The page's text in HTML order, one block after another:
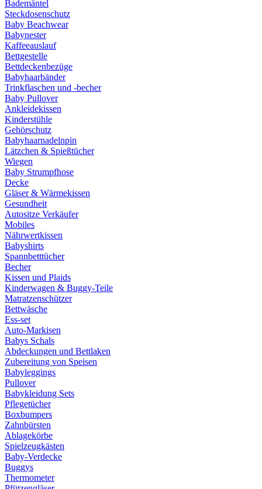
Bademäntel
Steckdosenschutz
Baby Beachwear
Babynester
Kaffeeauslauf
Bettgestelle
Bettdeckenbezüge
Babyhaarbänder
Trinkflaschen und -becher
Baby Pullover
Ankleidekissen
Kinderstühle
Gehörschutz
Babyhaarnadelnpin
Lätzchen & Spießtücher
Wiegen
Baby Strumpfhose
Decke
Gläser & Wärmekissen
Gesundheit
Autositze Verkäufer
Mobiles
Nährwertkissen
Babyshirts
Spannbetttücher
Becher
Kissen und Plaids
Kinderwagen & Buggy-Teile
Matratzenschützer
Bettwäsche
Ess-set
Auto-Markisen
Babys Schals
Abdeckungen und Bettlaken
Zubereitung von Speisen
Babyleggings
Pullover
Babykleidung Sets
Pflegetücher
Boxbumpers
Zahnbürsten
Ablagekörbe
Spielzeugkästen
Baby-Verdecke
Buggys
Thermometer